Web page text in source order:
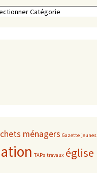
ménagers Gazette jeunes
TAPs travaux église